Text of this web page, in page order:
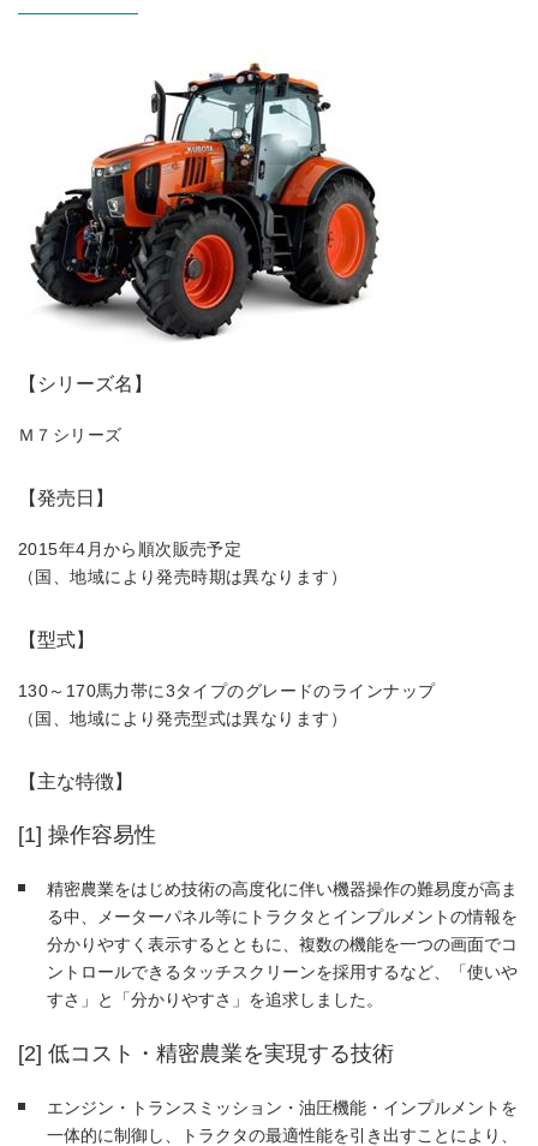
【シリーズ名】
Ｍ７シリーズ
【発売日】
2015年4月から順次販売予定
（国、地域により発売時期は異なります）
【型式】
130～170馬力帯に3タイプのグレードのラインナップ
（国、地域により発売型式は異なります）
【主な特徴】
[1] 操作容易性
精密農業をはじめ技術の高度化に伴い機器操作の難易度が高ま
る中、メーターパネル等にトラクタとインプルメントの情報を
分かりやすく表示するとともに、複数の機能を一つの画面でコ
ントロールできるタッチスクリーンを採用するなど、「使いや
すさ」と「分かりやすさ」を追求しました。
[2] 低コスト・精密農業を実現する技術
エンジン・トランスミッション・油圧機能・インプルメントを
一体的に制御し、トラクタの最適性能を引き出すことにより、